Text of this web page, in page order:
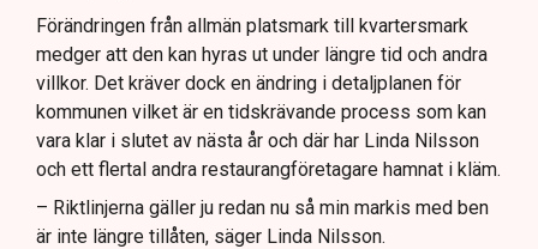
Förändringen från allmän platsmark till kvartersmark
medger att den kan hyras ut under längre tid och andra
villkor. Det kräver dock en ändring i detaljplanen för
kommunen vilket är en tidskrävande process som kan
vara klar i slutet av nästa år och där har Linda Nilsson
och ett flertal andra restaurangföretagare hamnat i kläm.
– Riktlinjerna gäller ju redan nu så min markis med ben
är inte längre tillåten, säger Linda Nilsson.